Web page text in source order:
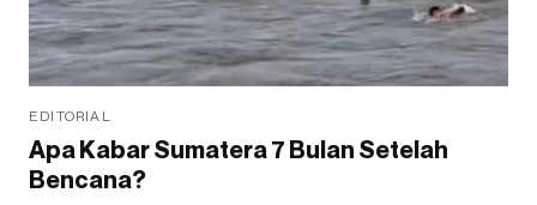
EDITORIAL
Apa Kabar Sumatera 7 Bulan Setelah
Bencana?